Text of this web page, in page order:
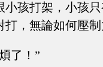
小孩打架，小孩
打，無論如何壓
了！”